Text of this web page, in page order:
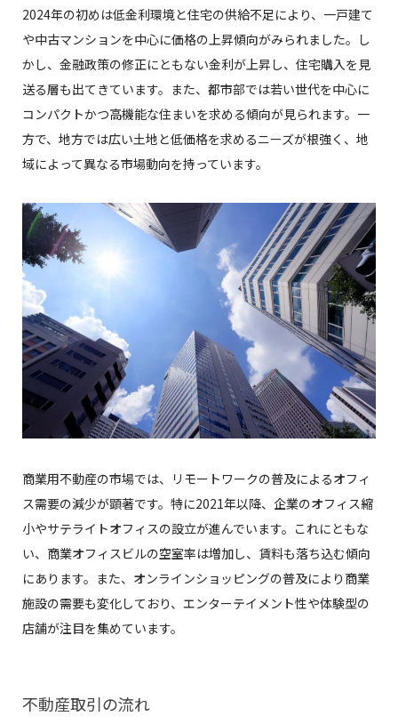
2024年の初めは低金利環境と住宅の供給不足により、一戸建て
や中古マンションを中心に価格の上昇傾向がみられました。し
かし、金融政策の修正にともない金利が上昇し、住宅購入を見
送る層も出てきています。また、都市部では若い世代を中心に
コンパクトかつ高機能な住まいを求める傾向が見られます。一
方で、地方では広い土地と低価格を求めるニーズが根強く、地
域によって異なる市場動向を持っています。
商業用不動産の市場では、リモートワークの普及によるオフィ
ス需要の減少が顕著です。特に2021年以降、企業のオフィス縮
小やサテライトオフィスの設立が進んでいます。これにともな
い、商業オフィスビルの空室率は増加し、賃料も落ち込む傾向
にあります。また、オンラインショッピングの普及により商業
施設の需要も変化しており、エンターテイメント性や体験型の
店舗が注目を集めています。
不動産取引の流れ